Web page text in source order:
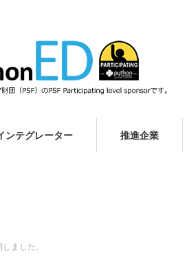
ンテグレーター 推進企業
ました。